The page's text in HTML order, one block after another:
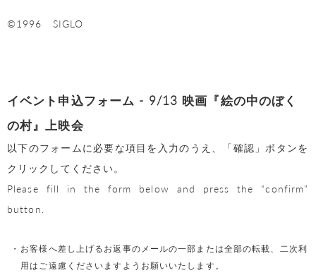
©1996 SIGLO
イベント申込フォーム - 9/13 映画『絵の中のぼく
の村』上映会
以下のフォームに必要な項目を入力のうえ、「確認」ボタンを
クリックしてください。
Please fill in the form below and press the “confirm”
button.
お客様へ差し上げるお返事のメールの一部または全部の転載、二次利
用はご遠慮くださいますようお願いいたします。